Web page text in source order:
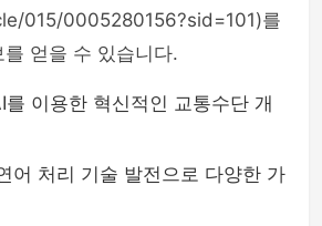
015/0005280156?sid=101)를
얻을 수 있습니다.
를 이용한 혁신적인 교통수단 개
어 처리 기술 발전으로 다양한 가